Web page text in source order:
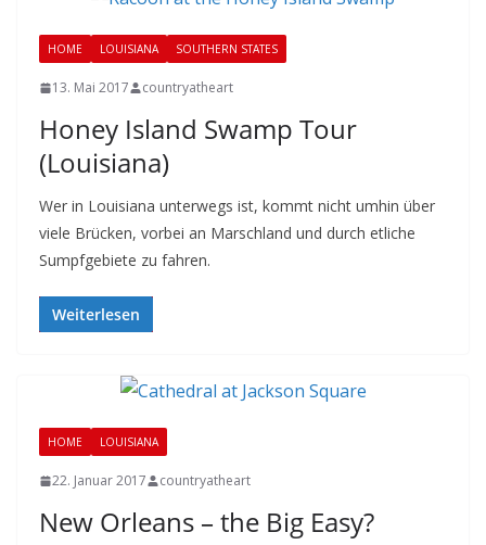
HOME LOUISIANA SOUTHERN STATES
13. Mai 2017 countryatheart
Honey Island Swamp Tour
(Louisiana)
Wer in Louisiana unterwegs ist, kommt nicht umhin über
viele Brücken, vorbei an Marschland und durch etliche
Sumpfgebiete zu fahren.
Weiterlesen
HOME LOUISIANA
22. Januar 2017 countryatheart
New Orleans – the Big Easy?